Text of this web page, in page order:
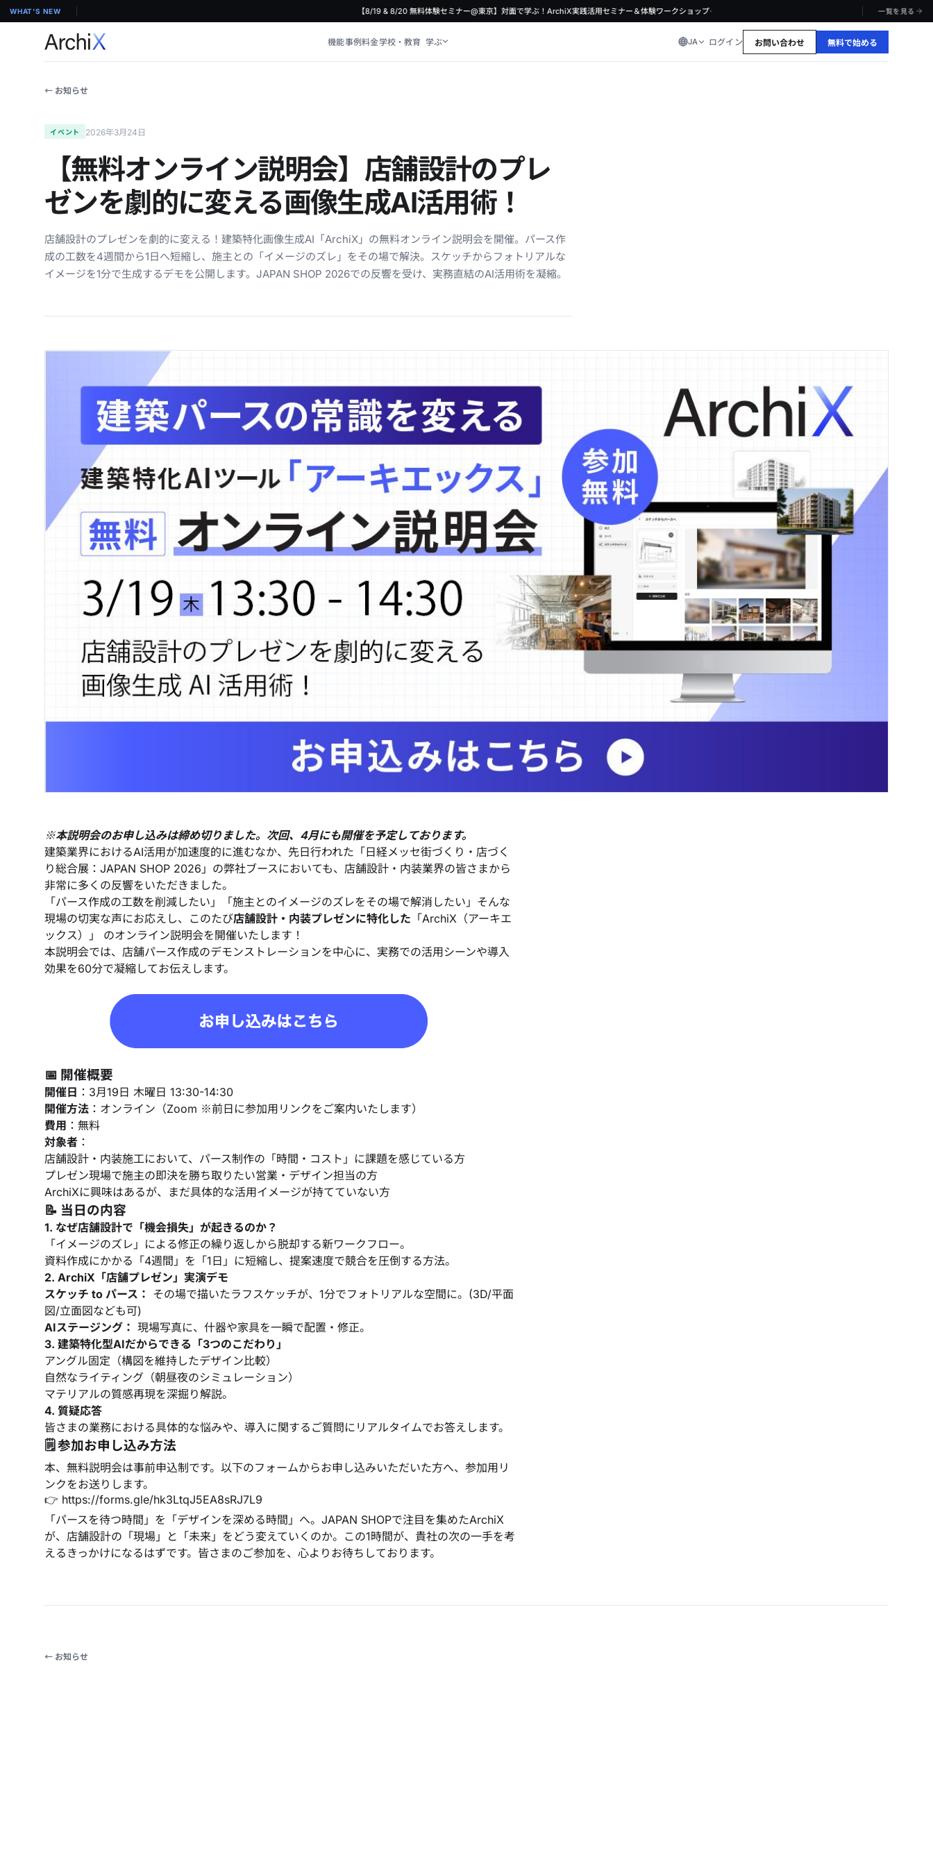
WHAT'S NEW 【8/19 & 8/20 無料体験セミナー@東京】対面で学ぶ！ArchiX実践活用セミナー＆体験ワークショップ· 一覧を見る
機能事例料金学校・教育 学ぶ JA ログイン お問い合わせ 無料で始める
← お知らせ
イベント 2026年3月24日
【無料オンライン説明会】店舗設計のプレ
ゼンを劇的に変える画像生成AI活用術！
店舗設計のプレゼンを劇的に変える！建築特化画像生成AI「ArchiX」の無料オンライン説明会を開催。パース作
成の工数を4週間から1日へ短縮し、施主との「イメージのズレ」をその場で解決。スケッチからフォトリアルな
イメージを1分で生成するデモを公開します。JAPAN SHOP 2026での反響を受け、実務直結のAI活用術を凝縮。
※本説明会のお申し込みは締め切りました。次回、4月にも開催を予定しております。
建築業界におけるAI活用が加速度的に進むなか、先日行われた「日経メッセ街づくり・店づく
り総合展：JAPAN SHOP 2026」の弊社ブースにおいても、店舗設計・内装業界の皆さまから
非常に多くの反響をいただきました。
「パース作成の工数を削減したい」「施主とのイメージのズレをその場で解消したい」そんな
現場の切実な声にお応えし、このたび店舗設計・内装プレゼンに特化した 「ArchiX（アーキエ
ックス）」 のオンライン説明会を開催いたします！
本説明会では、店舗パース作成のデモンストレーションを中心に、実務での活用シーンや導入
効果を60分で凝縮してお伝えします。
📅 開催概要
開催日 ：3月19日 木曜日 13:30-14:30
開催方法 ：オンライン（Zoom ※前日に参加用リンクをご案内いたします）
費用 ：無料
対象者 ：
店舗設計・内装施工において、パース制作の「時間・コスト」に課題を感じている方
プレゼン現場で施主の即決を勝ち取りたい営業・デザイン担当の方
ArchiXに興味はあるが、まだ具体的な活用イメージが持てていない方
📝 当日の内容
1. なぜ店舗設計で「機会損失」が起きるのか？
「イメージのズレ」による修正の繰り返しから脱却する新ワークフロー。
資料作成にかかる「4週間」を「1日」に短縮し、提案速度で競合を圧倒する方法。
2. ArchiX「店舗プレゼン」実演デモ
スケッチ to パース： その場で描いたラフスケッチが、1分でフォトリアルな空間に。(3D/平面
図/立面図なども可)
AIステージング： 現場写真に、什器や家具を一瞬で配置・修正。
3. 建築特化型AIだからできる「3つのこだわり」
アングル固定（構図を維持したデザイン比較）
自然なライティング（朝昼夜のシミュレーション）
マテリアルの質感再現を深掘り解説。
4. 質疑応答
皆さまの業務における具体的な悩みや、導入に関するご質問にリアルタイムでお答えします。
🗒️ 参加お申し込み方法
本、無料説明会は事前申込制です。以下のフォームからお申し込みいただいた方へ、参加用リ
ンクをお送りします。
👉 https://forms.gle/hk3LtqJ5EA8sRJ7L9
「パースを待つ時間」を「デザインを深める時間」へ。JAPAN SHOPで注目を集めたArchiX
が、店舗設計の「現場」と「未来」をどう変えていくのか。この1時間が、貴社の次の一手を考
えるきっかけになるはずです。皆さまのご参加を、心よりお待ちしております。
← お知らせ